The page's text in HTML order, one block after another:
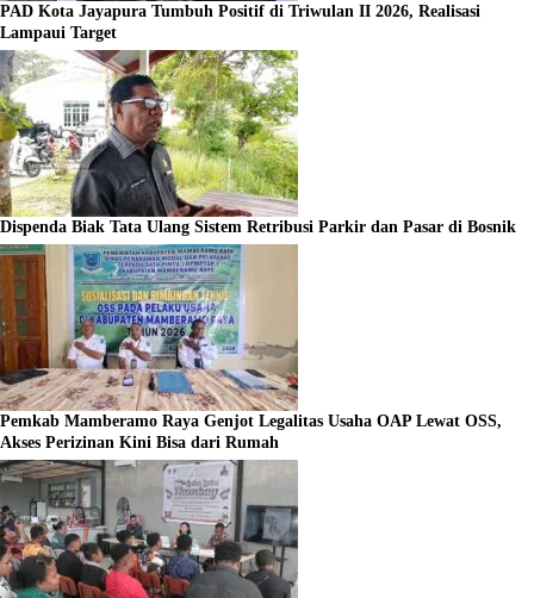
PAD Kota Jayapura Tumbuh Positif di Triwulan II 2026, Realisasi
Lampaui Target
Dispenda Biak Tata Ulang Sistem Retribusi Parkir dan Pasar di Bosnik
Pemkab Mamberamo Raya Genjot Legalitas Usaha OAP Lewat OSS,
Akses Perizinan Kini Bisa dari Rumah